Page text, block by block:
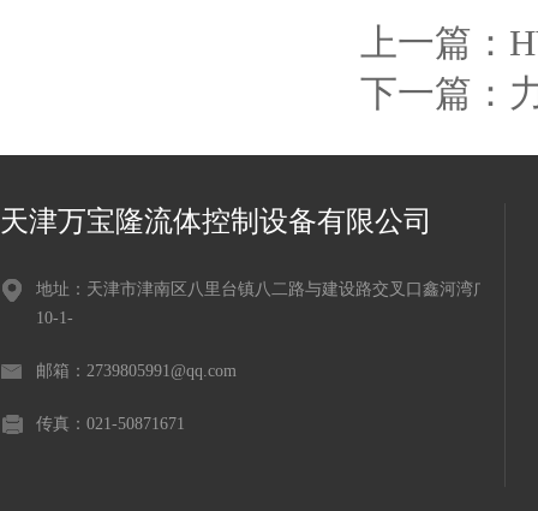
上一篇：
下一篇：
天津万宝隆流体控制设备有限公司
地址：天津市津南区八里台镇八二路与建设路交叉口鑫河湾广场
10-1-
邮箱：2739805991@qq.com
传真：021-50871671